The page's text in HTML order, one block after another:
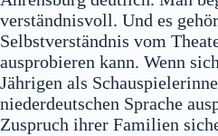
verständnisvoll. Und es
Selbstverständnis vom
ausprobieren kann. Wenn
Jährigen als
niederdeutschen Sprache
Zuspruch ihrer Familien